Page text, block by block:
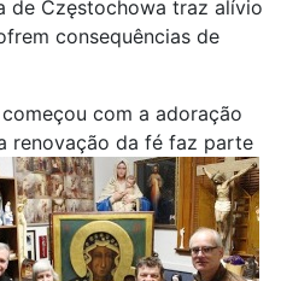
de Częstochowa traz alívio
consequências de
com a adoração
renovação da fé faz parte